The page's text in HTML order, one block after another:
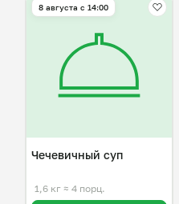
8 августа с 14:00
Чечевичный суп
1,6 кг ≈ 4 порц.